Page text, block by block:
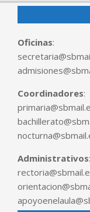
Oficinas:
Coordinadores:
Administrativos: